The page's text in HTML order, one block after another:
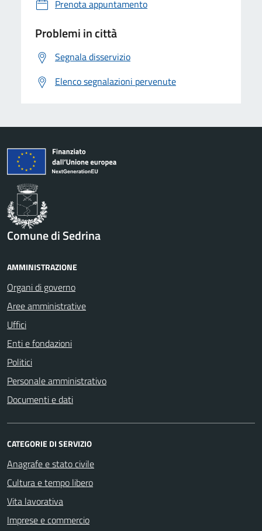
Prenota appuntamento
Problemi in città
Segnala disservizio
Elenco segnalazioni pervenute
Comune di Sedrina
AMMINISTRAZIONE
Organi di governo
Aree amministrative
Uffici
Enti e fondazioni
Politici
Personale amministrativo
Documenti e dati
CATEGORIE DI SERVIZIO
Anagrafe e stato civile
Cultura e tempo libero
Vita lavorativa
Imprese e commercio